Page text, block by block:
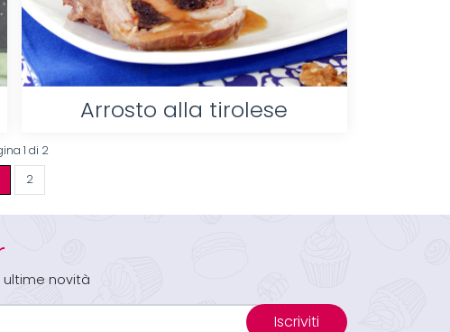
Arrosto alla tirolese
1 di 2
2
ultime novità
Iscriviti